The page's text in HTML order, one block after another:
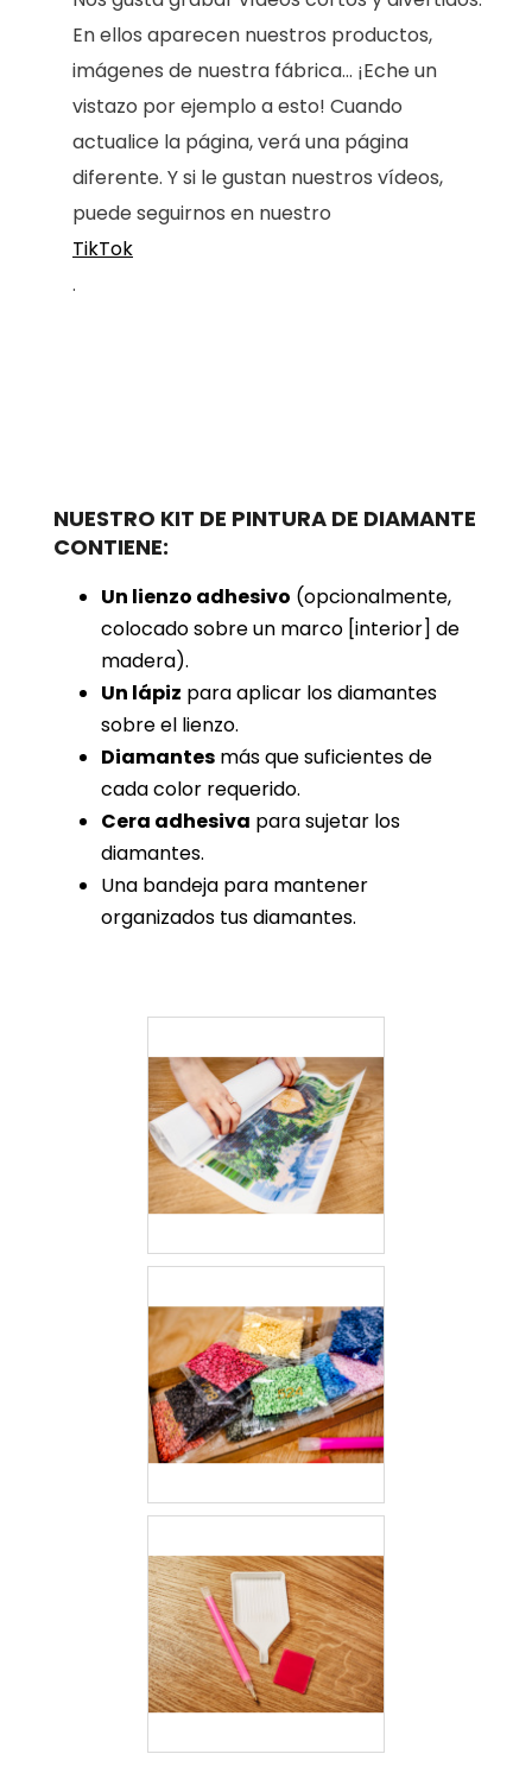
En ellos aparecen nuestros productos,
imágenes de nuestra fábrica... ¡Eche un
vistazo por ejemplo a esto! Cuando
actualice la página, verá una página
diferente. Y si le gustan nuestros vídeos,
puede seguirnos en nuestro
TikTok
.
NUESTRO KIT DE PINTURA DE DIAMANTE
CONTIENE:
Un lienzo adhesivo (opcionalmente,
colocado sobre un marco [interior] de
madera).
Un lápiz para aplicar los diamantes
sobre el lienzo.
Diamantes más que suficientes de
cada color requerido.
Cera adhesiva para sujetar los
diamantes.
Una bandeja para mantener
organizados tus diamantes.